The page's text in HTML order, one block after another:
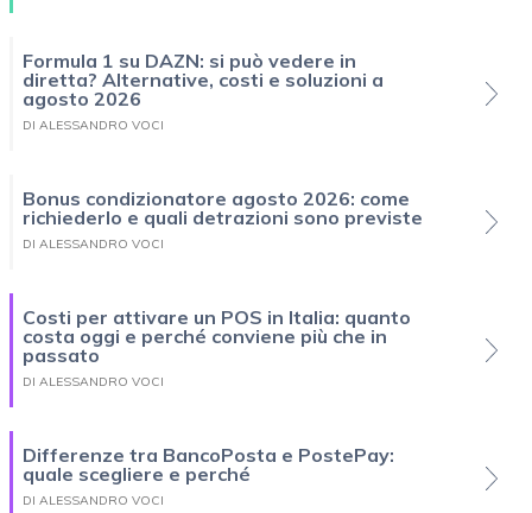
Formula 1 su DAZN: si può vedere in
diretta? Alternative, costi e soluzioni a
agosto 2026
DI ALESSANDRO VOCI
Bonus condizionatore agosto 2026: come
richiederlo e quali detrazioni sono previste
DI ALESSANDRO VOCI
Costi per attivare un POS in Italia: quanto
costa oggi e perché conviene più che in
passato
DI ALESSANDRO VOCI
Differenze tra BancoPosta e PostePay:
quale scegliere e perché
DI ALESSANDRO VOCI